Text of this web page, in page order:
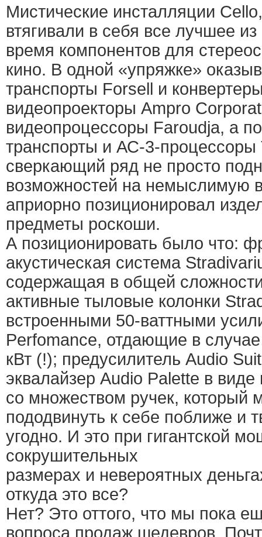
Мистические инсталляции
втягивали в себя все лучшее
время компонентов для
кино. В одной «упряжке»
транспорты Forsell и
видеопроекторы Ampro
видеопроцессоры Faroudja, а
транспорты и АС-3-процессоры
сверкающий ряд не просто
возможностей на немыслимую
априорно позиционировал
предметы роскоши.
А позиционировать было что:
акустическая система
содержащая в общей
активные тыловые колонки
встроенными 50-ваттными
Perfomance, отдающие в
кВт (!); предусилитель Audio
эквалайзер Audio Palette в виде
со множеством ручек, который
пододвинуть к себе поближе и
угодно. И это при гигантской
сокрушительных
размерах и невероятных
откуда это все?
Нет? Это оттого, что мы пока
вопроса продаж шедевров.